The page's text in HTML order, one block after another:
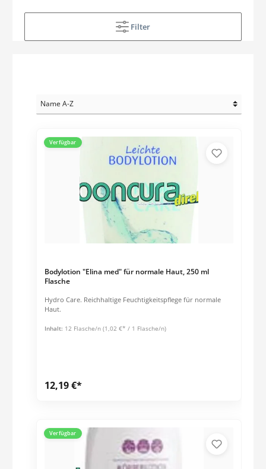
Filter
Verfügbar
Bodylotion "Elina med" für normale Haut, 250 ml
Flasche
Hydro Care. Reichhaltige Feuchtigkeitspflege für normale
Haut.
Inhalt: 12 Flasche/n (1,02 €* / 1 Flasche/n)
12,19 €*
Verfügbar